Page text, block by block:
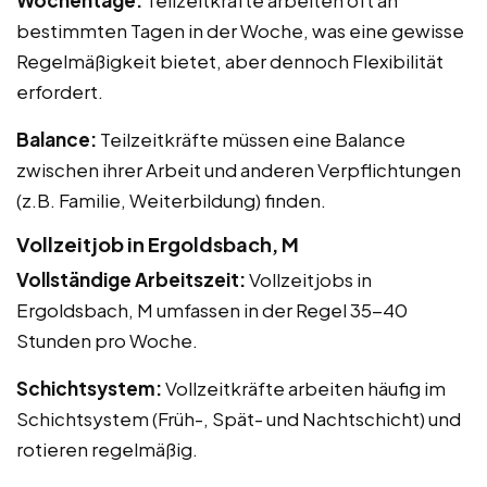
bestimmten Tagen in der Woche, was eine gewisse
Regelmäßigkeit bietet, aber dennoch Flexibilität
erfordert.
Balance: Teilzeitkräfte müssen eine Balance
zwischen ihrer Arbeit und anderen Verpflichtungen
(z.B. Familie, Weiterbildung) finden.
Vollzeitjob in Ergoldsbach, M
Vollständige Arbeitszeit:Vollzeitjobs in
Ergoldsbach, M umfassen in der Regel 35-40
Stunden pro Woche.
Schichtsystem:Vollzeitkräfte arbeiten häufig im
Schichtsystem (Früh-, Spät- und Nachtschicht) und
rotieren regelmäßig.